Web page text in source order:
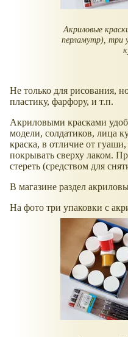
Акриловые
перламутр), три
Не только для рисования,
пластику, фарфору, и т.п.
Акриловыми красками
модели, солдатиков, лица
краска, в отличие от
покрывать сверху лаком.
стереть (средством для
В магазине раздел
На фото три упаковки с